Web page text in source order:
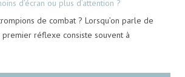
d’écran ou plus d’attention ?
de combat ? Lorsqu’on parle de
réflexe consiste souvent à